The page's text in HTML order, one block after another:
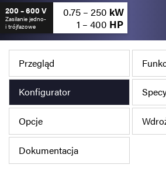
200 – 600 V
Zasilanie jedno-
i trójfazowe
0.75 – 250 kW
1 – 400 HP
Przegląd
Konfigurator
Opcje
Dokumentacja